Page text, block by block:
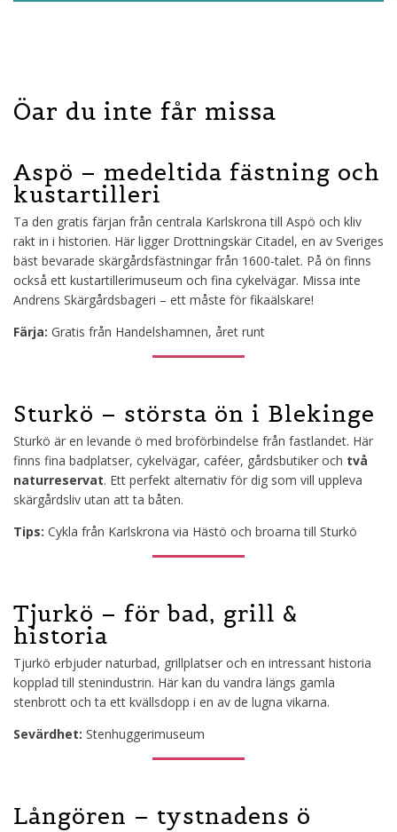
Öar du inte får missa
Aspö – medeltida fästning och
kustartilleri
Ta den gratis färjan från centrala Karlskrona till Aspö och kliv
rakt in i historien. Här ligger Drottningskär Citadel, en av Sveriges
bäst bevarade skärgårdsfästningar från 1600-talet. På ön finns
också ett kustartillerimuseum och fina cykelvägar. Missa inte
Andrens Skärgårdsbageri – ett måste för fikaälskare!
Färja: Gratis från Handelshamnen, året runt
Sturkö – största ön i Blekinge
Sturkö är en levande ö med broförbindelse från fastlandet. Här
finns fina badplatser, cykelvägar, caféer, gårdsbutiker och två
naturreservat. Ett perfekt alternativ för dig som vill uppleva
skärgårdsliv utan att ta båten.
Tips: Cykla från Karlskrona via Hästö och broarna till Sturkö
Tjurkö – för bad, grill &
historia
Tjurkö erbjuder naturbad, grillplatser och en intressant historia
kopplad till stenindustrin. Här kan du vandra längs gamla
stenbrott och ta ett kvällsdopp i en av de lugna vikarna.
Sevärdhet: Stenhuggerimuseum
Långören – tystnadens ö